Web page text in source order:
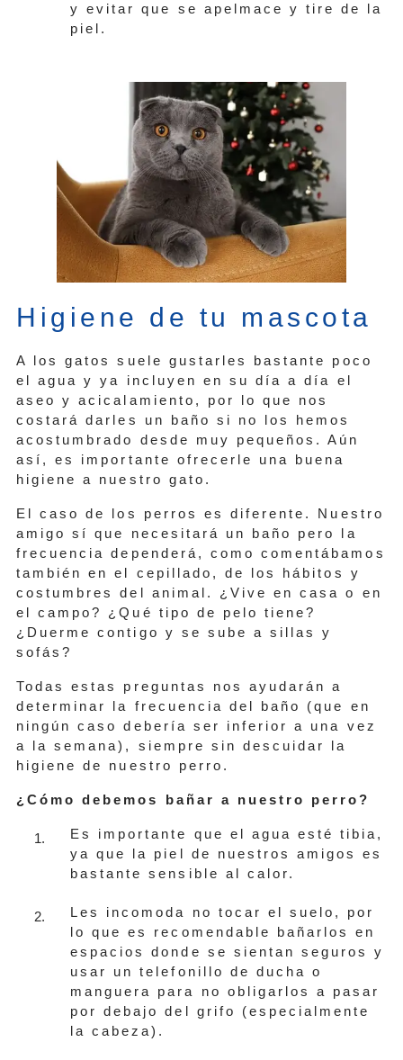
y evitar que se apelmace y tire de la
piel.
Higiene de tu mascota
A los gatos suele gustarles bastante poco
el agua y ya incluyen en su día a día el
aseo y acicalamiento, por lo que nos
costará darles un baño si no los hemos
acostumbrado desde muy pequeños. Aún
así, es importante ofrecerle una buena
higiene a nuestro gato.
El caso de los perros es diferente. Nuestro
amigo sí que necesitará un baño pero la
frecuencia dependerá, como comentábamos
también en el cepillado, de los hábitos y
costumbres del animal. ¿Vive en casa o en
el campo? ¿Qué tipo de pelo tiene?
¿Duerme contigo y se sube a sillas y
sofás?
Todas estas preguntas nos ayudarán a
determinar la frecuencia del baño (que en
ningún caso debería ser inferior a una vez
a la semana), siempre sin descuidar la
higiene de nuestro perro.
¿Cómo debemos bañar a nuestro perro?
Es importante que el agua esté tibia,
ya que la piel de nuestros amigos es
bastante sensible al calor.
Les incomoda no tocar el suelo, por
lo que es recomendable bañarlos en
espacios donde se sientan seguros y
usar un telefonillo de ducha o
manguera para no obligarlos a pasar
por debajo del grifo (especialmente
la cabeza).